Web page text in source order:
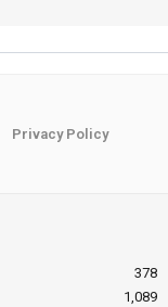
378
1,089
Privacy Policy